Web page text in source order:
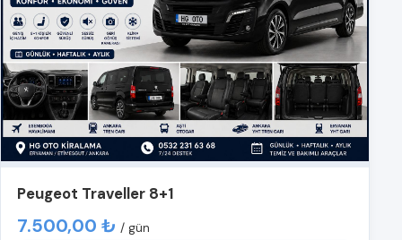
Peugeot Traveller 8+1
7.500,00 ₺ / gün